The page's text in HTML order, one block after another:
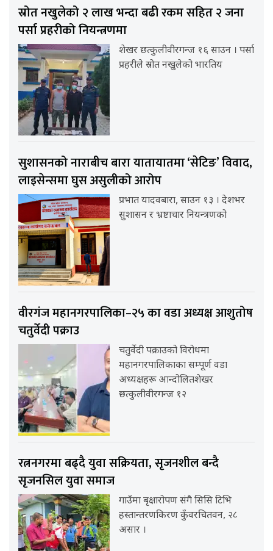
स्रोत नखुलेको २ लाख भन्दा बढी रकम सहित २ जना
पर्सा प्रहरीको नियन्त्रणमा
शेखर छत्कुलीवीरगन्ज १६ साउन । पर्सा
प्रहरीले स्रोत नखुलेको भारतिय
सुशासनको नाराबीच बारा यातायातमा ‘सेटिङ’ विवाद,
लाइसेन्समा घुस असुलीको आरोप
प्रभात यादवबारा, साउन १३ । देशभर
सुशासन र भ्रष्टाचार नियन्त्रणको
वीरगंज महानगरपालिका–२५ का वडा अध्यक्ष आशुतोष
चतुर्वेदी पक्राउ
चतुर्वेदी पक्राउको विरोधमा
महानगरपालिकाका सम्पूर्ण वडा
अध्यक्षहरू आन्दोलितशेखर
छत्कुलीवीरगन्ज १२
रत्ननगरमा बढ्दै युवा सक्रियता, सृजनशील बन्दै
सृजनसिल युवा समाज
गाउँमा बृक्षारोपण संगै सिसि टिभि
हस्तान्तरणकिरण कुँवरचितवन, २८
असार ।